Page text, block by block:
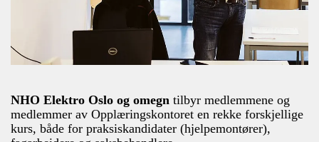
NHO Elektro Oslo og omegn tilbyr medlemmene og
medlemmer av Opplæringskontoret en rekke forskjellige
kurs, både for praksiskandidater (hjelpemontører),